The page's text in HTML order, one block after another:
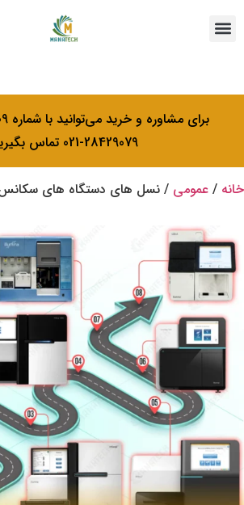
28429079-021 تماس بگیرید.
خانه / عمومی / نسل های دستگاه های سکانس